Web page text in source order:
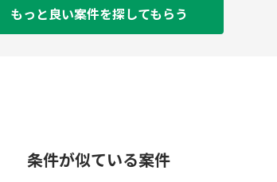
もっと良い案件を探してもらう
条件が似ている案件